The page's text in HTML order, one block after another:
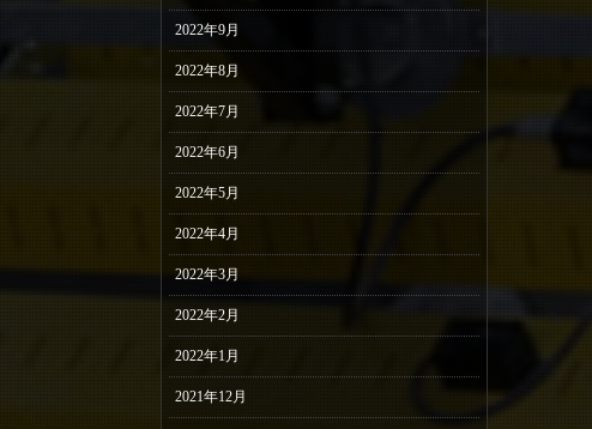
2022年9月
2022年8月
2022年7月
2022年6月
2022年5月
2022年4月
2022年3月
2022年2月
2022年1月
2021年12月